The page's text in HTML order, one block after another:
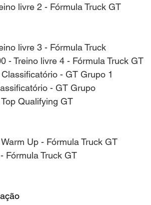
livre 2 - Fórmula Truck GT
livre 3 - Fórmula Truck
- Treino livre 4 - Fórmula Truck GT
- GT Grupo 1
- GT Grupo
Qualifying GT
Up - Fórmula Truck GT
Fórmula Truck GT